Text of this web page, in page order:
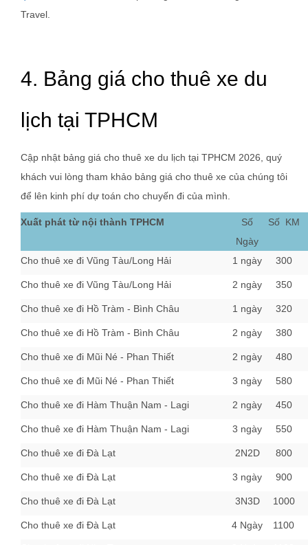
Travel.
4. Bảng giá cho thuê xe du
lịch tại TPHCM
Cập nhật bảng giá cho thuê xe du lịch tại TPHCM 2026, quý
khách vui lòng tham khảo bảng giá cho thuê xe của chúng tôi
để lên kinh phí dự toán cho chuyến đi của mình.
Xuất phát từ nội thành TPHCM
Số
Ngày
Số KM
Cho thuê xe đi Vũng Tàu/Long Hải 1 ngày 300
Cho thuê xe đi Vũng Tàu/Long Hải 2 ngày 350
Cho thuê xe đi Hồ Tràm - Bình Châu 1 ngày 320
Cho thuê xe đi Hồ Tràm - Bình Châu 2 ngày 380
Cho thuê xe đi Mũi Né - Phan Thiết 2 ngày 480
Cho thuê xe đi Mũi Né - Phan Thiết 3 ngày 580
Cho thuê xe đi Hàm Thuận Nam - Lagi 2 ngày 450
Cho thuê xe đi Hàm Thuận Nam - Lagi 3 ngày 550
Cho thuê xe đi Đà Lạt 2N2D 800
Cho thuê xe đi Đà Lạt 3 ngày 900
Cho thuê xe đi Đà Lạt 3N3D 1000
Cho thuê xe đi Đà Lạt 4 Ngày 1100